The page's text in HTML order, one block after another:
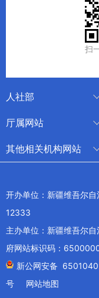
扫
人社部
技能人才评价工
厅属网站
中国新疆人才网
其他相关机构网站
新疆新闻网
新疆电视台
开办单位：新疆维吾尔
12333
主办单位：新疆维吾尔
府网站标识码：
新公网安备
号
网站地图